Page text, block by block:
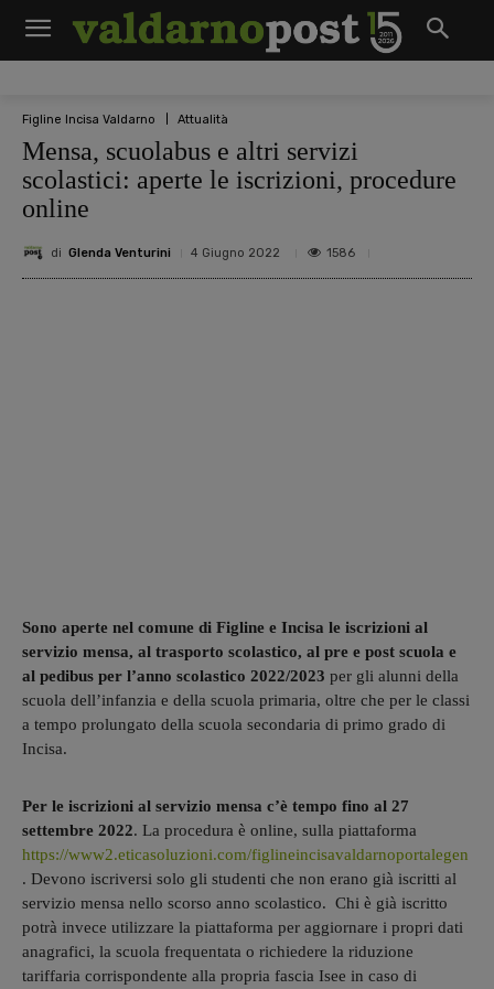
Figline Incisa Valdarno Attualità
Mensa, scuolabus e altri servizi
scolastici: aperte le iscrizioni, procedure
online
di Glenda Venturini 4 Giugno 2022 1586
Sono aperte nel comune di Figline e Incisa le iscrizioni al
servizio mensa, al trasporto scolastico, al pre e post scuola e
al pedibus per l’anno scolastico 2022/2023 per gli alunni della
scuola dell’infanzia e della scuola primaria, oltre che per le classi
a tempo prolungato della scuola secondaria di primo grado di
Incisa.
Per le iscrizioni al servizio mensa c’è tempo fino al 27
settembre 2022. La procedura è online, sulla piattaforma
https://www2.eticasoluzioni.com/figlineincisavaldarnoportalegen
. Devono iscriversi solo gli studenti che non erano già iscritti al
servizio mensa nello scorso anno scolastico. Chi è già iscritto
potrà invece utilizzare la piattaforma per aggiornare i propri dati
anagrafici, la scuola frequentata o richiedere la riduzione
tariffaria corrispondente alla propria fascia Isee in caso di